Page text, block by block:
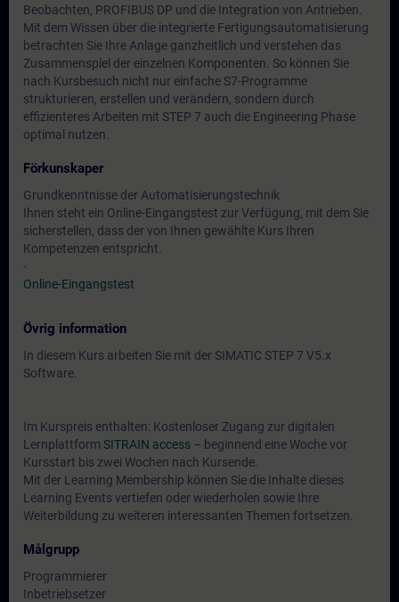
Beobachten, PROFIBUS DP und die Integration von Antrieben.
Mit dem Wissen über die integrierte Fertigungsautomatisierung
betrachten Sie Ihre Anlage ganzheitlich und verstehen das
Zusammenspiel der einzelnen Komponenten. So können Sie
nach Kursbesuch nicht nur einfache S7-Programme
strukturieren, erstellen und verändern, sondern durch
effizienteres Arbeiten mit STEP 7 auch die Engineering Phase
optimal nutzen.
Förkunskaper
Grundkenntnisse der Automatisierungstechnik
Ihnen steht ein Online-Eingangstest zur Verfügung, mit dem Sie
sicherstellen, dass der von Ihnen gewählte Kurs Ihren
Kompetenzen entspricht.
-
Online-Eingangstest
Övrig information
In diesem Kurs arbeiten Sie mit der SIMATIC STEP 7 V5.x
Software.
Im Kurspreis enthalten: Kostenloser Zugang zur digitalen
Lernplattform SITRAIN access – beginnend eine Woche vor
Kursstart bis zwei Wochen nach Kursende.
Mit der Learning Membership können Sie die Inhalte dieses
Learning Events vertiefen oder wiederholen sowie Ihre
Weiterbildung zu weiteren interessanten Themen fortsetzen.
Målgrupp
Programmierer
Inbetriebsetzer